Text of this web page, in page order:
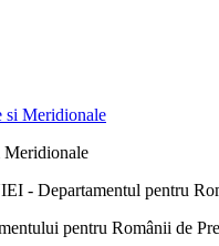
Meridionale
- Departamentul pentru
pentru Românii de